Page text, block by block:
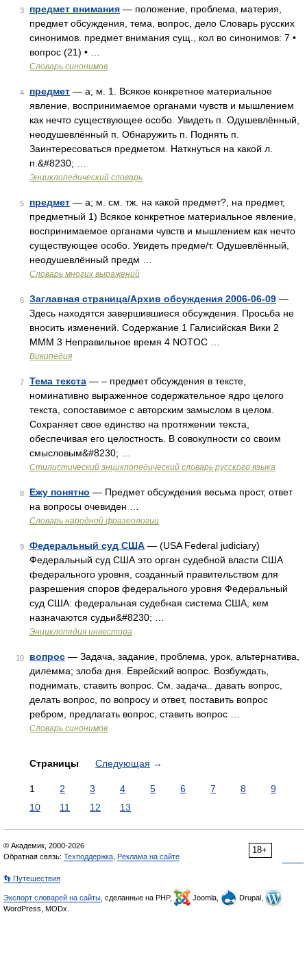
3 предмет внимания — положение, проблема, материя,
предмет обсуждения, тема, вопрос, дело Словарь русских
синонимов. предмет внимания сущ., кол во синонимов: 7 •
вопрос (21) • …
Словарь синонимов
4 предмет — а; м. 1. Всякое конкретное материальное
явление, воспринимаемое органами чувств и мышлением
как нечто существующее особо. Увидеть п. Одушевлённый,
неодушевлённый п. Обнаружить п. Поднять п.
Заинтересоваться предметом. Наткнуться на какой л.
п.&#8230; …
Энциклопедический словарь
5 предмет — а; м. см. тж. на какой предмет?, на предмет,
предметный 1) Всякое конкретное материальное явление,
воспринимаемое органами чувств и мышлением как нечто
существующее особо. Увидеть предме/т. Одушевлённый,
неодушевлённый предм …
Словарь многих выражений
6 Заглавная страница/Архив обсуждения 2006-06-09 —
Здесь находятся завершившиеся обсуждения. Просьба не
вносить изменений. Содержание 1 Галисийская Вики 2
МММ 3 Неправильное время 4 NOTOC …
Википедия
7 Тема текста — – предмет обсуждения в тексте,
номинативно выраженное содержательное ядро целого
текста, сопоставимое с авторским замыслом в целом.
Сохраняет свое единство на протяжении текста,
обеспечивая его целостность. В совокупности со своим
смысловым&#8230; …
Стилистический энциклопедический словарь русского языка
8 Ежу понятно — Предмет обсуждения весьма прост, ответ
на вопросы очевиден …
Словарь народной фразеологии
9 Федеральный суд США — (USA Federal judiciary)
Федеральный суд США это орган судебной власти США
федерального уровня, созданный правительством для
разрешения споров федерального уровня Федеральный
суд США: федеральная судебная система США, кем
назначаются судьи&#8230; …
Энциклопедия инвестора
10 вопрос — Задача, задание, проблема, урок, альтернатива,
дилемма; злоба дня. Еврейский вопрос. Возбуждать,
поднимать, ставить вопрос. См. задача.. давать вопрос,
делать вопрос, по вопросу и ответ, поставить вопрос
ребром, предлагать вопрос, ставить вопрос …
Словарь синонимов
Страницы Следующая →
1 2 3 4 5 6 7 8
9
10
11 12 13
18+
© Академик, 2000-2026
Обратная связь: Техподдержка Реклама на сайте
👣 Путешествия
Экспорт словарей на сайты , сделанные на PHP, Joomla,
Drupal,
WordPress, MODx.